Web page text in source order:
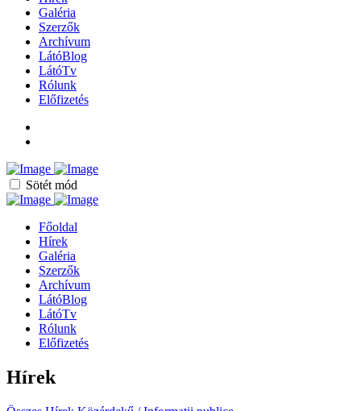
Galéria
Szerzők
Archívum
LátóBlog
LátóTv
Rólunk
Előfizetés
Sötét mód
Főoldal
Hírek
Galéria
Szerzők
Archívum
LátóBlog
LátóTv
Rólunk
Előfizetés
Hírek